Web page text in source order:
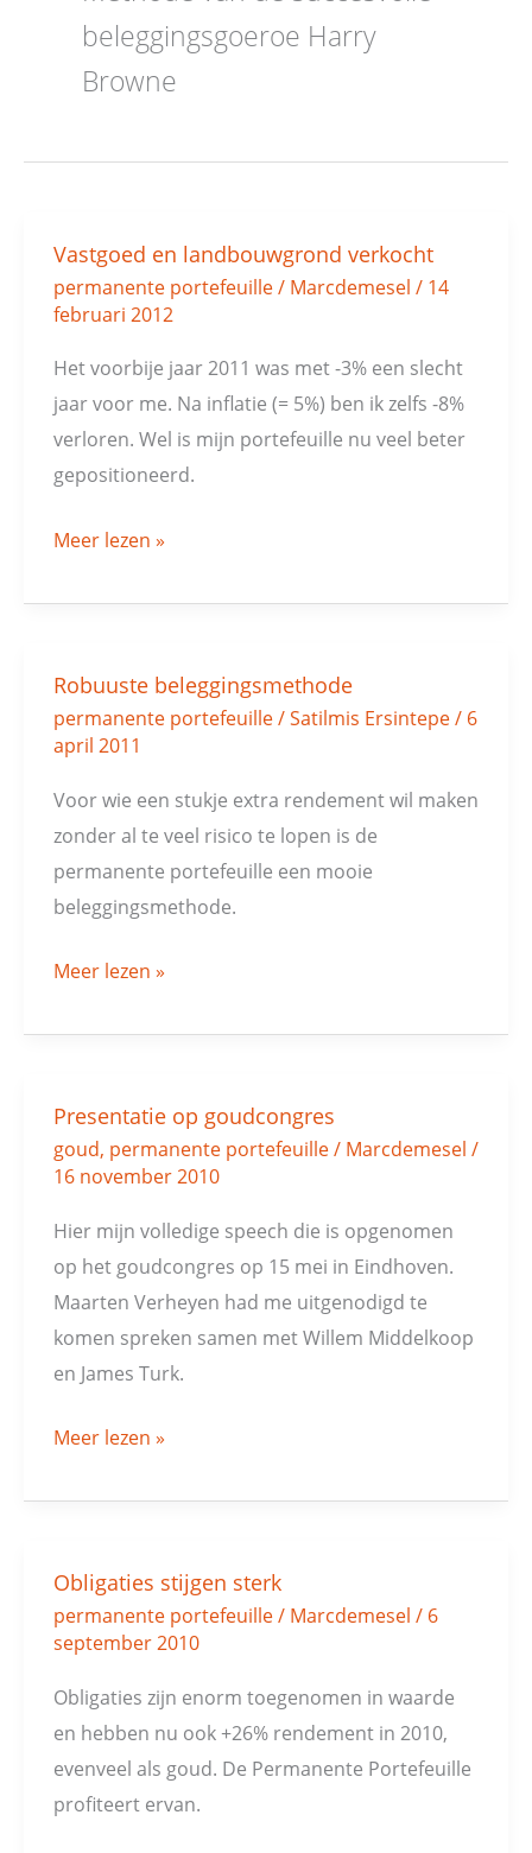
beleggingsgoeroe Harry
Browne
Vastgoed en landbouwgrond verkocht
permanente portefeuille/ Marcdemesel / 14
februari 2012
Het voorbije jaar 2011 was met -3% een slecht
jaar voor me. Na inflatie (= 5%) ben ik zelfs -8%
verloren. Wel is mijn portefeuille nu veel beter
gepositioneerd.
Vastgoed
en
landbouwgrond
verkocht
Meer lezen »
Robuuste beleggingsmethode
permanente portefeuille/Satilmis Ersintepe/ 6
april 2011
Voor wie een stukje extra rendement wil maken
zonder al te veel risico te lopen is de
permanente portefeuille een mooie
beleggingsmethode.
Robuuste
beleggingsmethode
Meer lezen »
Presentatie op goudcongres
goud, permanente portefeuille/ Marcdemesel /
16 november 2010
Hier mijn volledige speech die is opgenomen
op het goudcongres op 15 mei in Eindhoven.
Maarten Verheyen had me uitgenodigd te
komen spreken samen met Willem Middelkoop
en James Turk.
Presentatie
op
goudcongres
Meer lezen »
Obligaties stijgen sterk
permanente portefeuille/ Marcdemesel / 6
september 2010
Obligaties zijn enorm toegenomen in waarde
en hebben nu ook +26% rendement in 2010,
evenveel als goud. De Permanente Portefeuille
profiteert ervan.
Obligaties
stijgen
sterk